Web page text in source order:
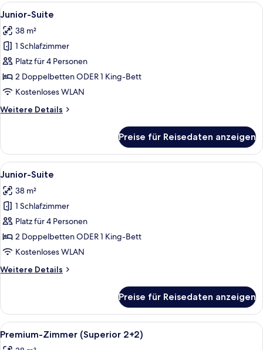
Alle
Fotos
für
Junior-
Suite
anzeigen
Ein Hotelzimmer mit einem großen
9
Junior-Suite
38 m²
1 Schlafzimmer
Platz für 4 Personen
2 Doppelbetten ODER 1 King-Bett
Kostenloses WLAN
Weitere Details
Weitere
Suite
Preise für Reisedaten anzeigen
Alle
Fotos
für
Junior-
Suite
anzeigen
Ein Hotelzimmer mit einem großen
9
Junior-Suite
38 m²
1 Schlafzimmer
Platz für 4 Personen
2 Doppelbetten ODER 1 King-Bett
Kostenloses WLAN
Weitere Details
Weitere
Suite
Preise für Reisedaten anzeigen
Alle
Fotos
Ein Hotelzimmer mit Sofa, Bett,
13
Premium-Zimmer (Superior 2+2)